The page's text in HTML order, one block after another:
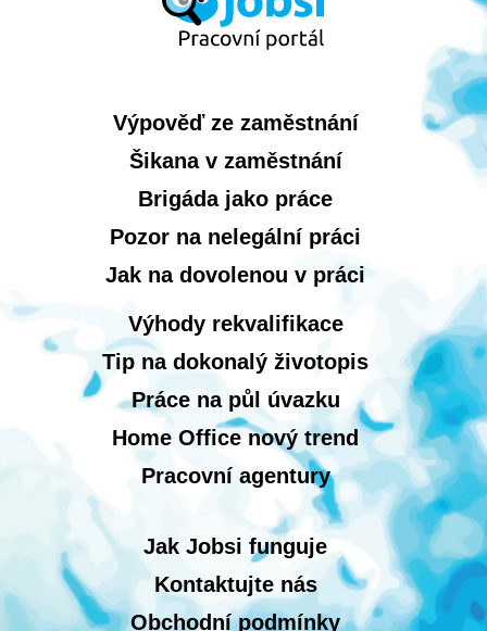
Výpověď ze zaměstnání
Šikana v zaměstnání
Brigáda jako práce
Pozor na nelegální práci
Jak na dovolenou v práci
Výhody rekvalifikace
Tip na dokonalý životopis
Práce na půl úvazku
Home Office nový trend
Pracovní agentury
Jak Jobsi funguje
Kontaktujte nás
Obchodní podmínky